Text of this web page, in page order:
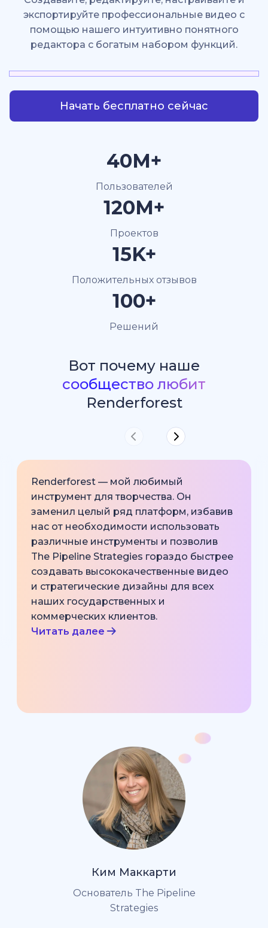
экспортируйте профессиональные видео с
помощью нашего интуитивно понятного
редактора с богатым набором функций.
Начать бесплатно сейчас
40M+
Пользователей
120M+
Проектов
15K+
Положительных отзывов
100+
Решений
Вот почему наше
сообщество любит
Renderforest
Renderforest — мой любимый
инструмент для творчества. Он
заменил целый ряд платформ, избавив
нас от необходимости использовать
различные инструменты и позволив
The Pipeline Strategies гораздо быстрее
создавать высококачественные видео
и стратегические дизайны для всех
наших государственных и
коммерческих клиентов.
Читать далее
Ким Маккарти
Основатель The Pipeline
Strategies